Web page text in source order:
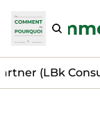
Le
(LBk